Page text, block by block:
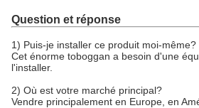
Question et réponse
1) Puis-je installer ce produit moi-même?
Cet énorme toboggan a besoin d'une
l'installer.
2) Où est votre marché principal?
Vendre principalement en Europe, en